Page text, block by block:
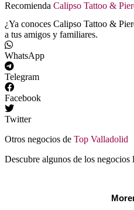
Recomienda Calipso Tattoo &
¿Ya conoces Calipso Tattoo &
a tus amigos y familiares.
WhatsApp
Telegram
Facebook
Twitter
Otros negocios de Top Valladolid
Descubre algunos de los